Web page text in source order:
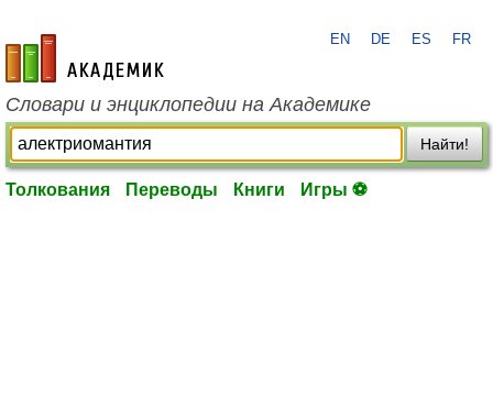
academic.ru
EN DE ES FR
Словари и энциклопедии на Академике
Найти!
Толкования Переводы Книги Игры ⚽